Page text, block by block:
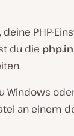
PHP-
du die
Windows
an einem